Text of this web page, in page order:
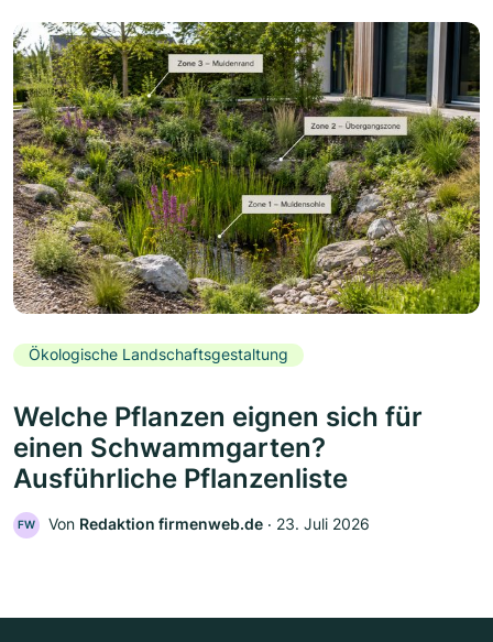
Ökologische Landschaftsgestaltung
Welche Pflanzen eignen sich für
einen Schwammgarten?
Ausführliche Pflanzenliste
FW Von Redaktion firmenweb.de ‧ 23. Juli 2026